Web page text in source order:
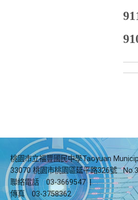
桃園市立福豐國民中學Taoyuan
33070 桃園市桃園區延平路326號
聯絡電話
03-3669547 |
傳真
03-3758362